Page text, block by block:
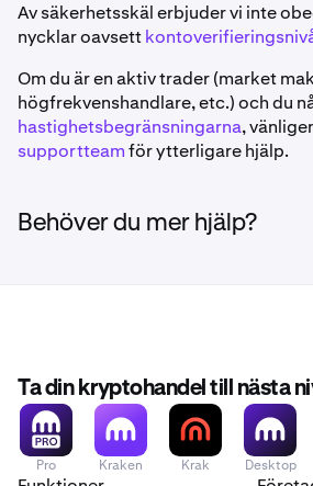
Av säkerhetsskäl erbjuder vi inte
nycklar oavsett
Om du är en aktiv trader (market
högfrekvenshandlare, etc.) och du
hastighetsbegränsningarna,
supportteamför ytterligare hjälp.
Behöver du mer hjälp?
Ta din kryptohandel till nästa
Pro Kraken Krak Desktop